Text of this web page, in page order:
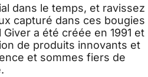
dans le temps, et ravissez
capturé dans ces bougies
a été créée en 1991 et
de produits innovants et
et sommes fiers de